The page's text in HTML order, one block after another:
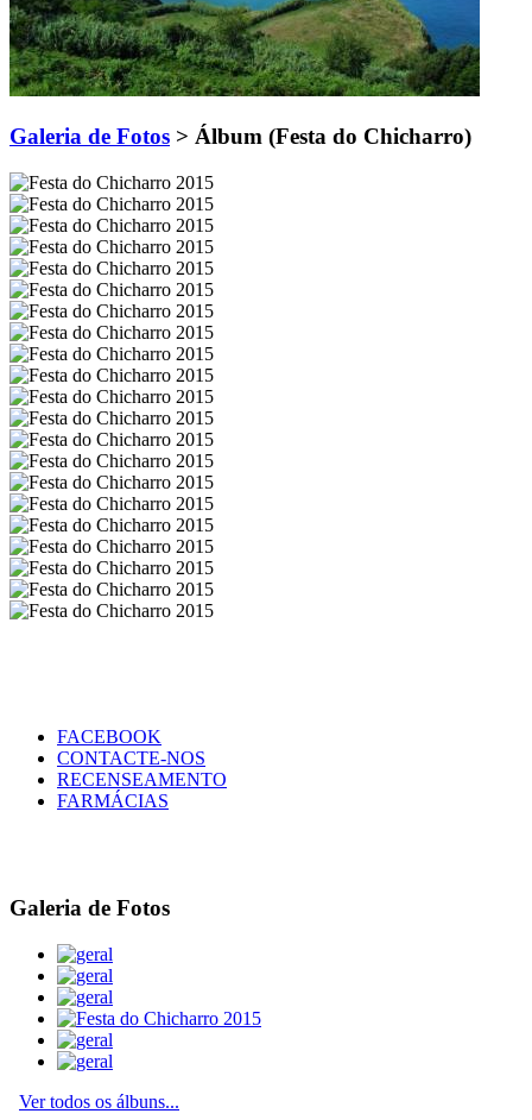
Galeria de Fotos > Álbum (Festa do Chicharro)
FACEBOOK
CONTACTE-NOS
RECENSEAMENTO
FARMÁCIAS
Galeria de Fotos
Ver todos os álbuns...